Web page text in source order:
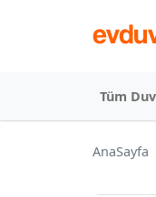
Tüm
AnaSayfa